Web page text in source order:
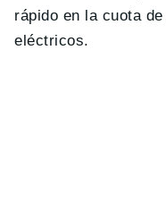
rápido en la cuota
eléctricos.